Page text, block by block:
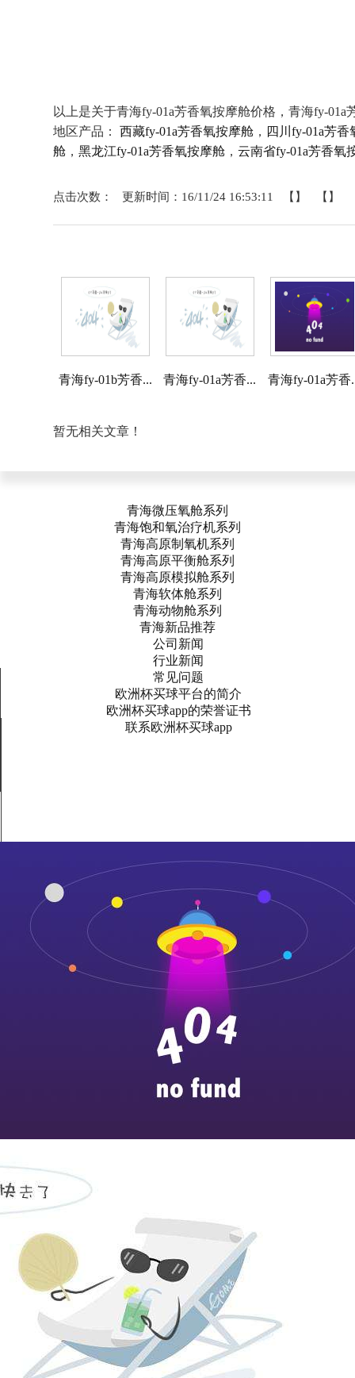
以上是关于青海fy-01a芳香氧按摩舱价格，青海fy-
地区产品： 西藏fy-01a芳香氧按摩舱， 四川fy-01a芳香
舱， 黑龙江fy-01a芳香氧按摩舱， 云南省fy-01a芳香氧
点击次数： 更新时间：16/11/24 16:53:11 【】 【】
青海fy-01b芳香... 青海fy-01a芳香... 青海fy-01a芳香
暂无相关文章！
青海微压氧舱系列
青海饱和氧治疗机系列
青海高原制氧机系列
青海高原平衡舱系列
青海高原模拟舱系列
青海软体舱系列
青海动物舱系列
青海新品推荐
公司新闻
行业新闻
常见问题
欧洲杯买球平台的简介
欧洲杯买球app的荣誉证书
联系欧洲杯买球app